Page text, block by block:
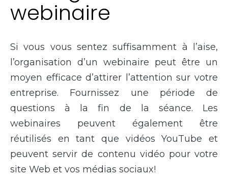
webinaire
Si vous vous sentez suffisamment à l’aise,
l’organisation d’un webinaire peut être un
moyen efficace d’attirer l’attention sur votre
entreprise. Fournissez une période de
questions à la fin de la séance. Les
webinaires peuvent également être
réutilisés en tant que vidéos YouTube et
peuvent servir de contenu vidéo pour votre
site Web et vos médias sociaux!